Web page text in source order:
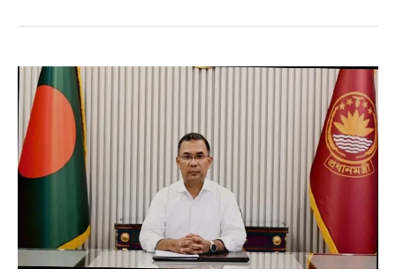
কর্মসূচির
উদ্বোধন
করবেন
প্রধানমন্ত্রী
তারেক